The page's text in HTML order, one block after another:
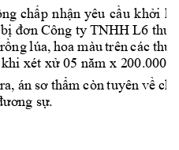
chấp nhận yêu cầu khởi ki
bị đơn Công ty TNHH L6 thườ
ồng lúa, hoa màu trên các th
xét xử 05 năm x 2
ra, án sơ thẩm còn tuyên về chi
ng sự.